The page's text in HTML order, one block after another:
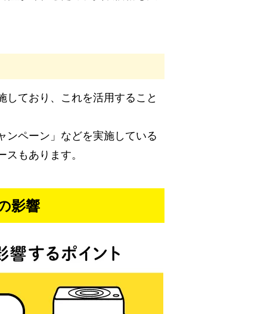
しており、これを活用すること
ンペーン」などを実施している
もあります。
影響